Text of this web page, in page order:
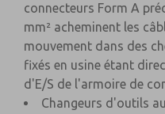
connecteurs Form A
mm² acheminent les
mouvement dans des
fixés en usine étant
d'E/S de l'armoire de
Changeurs d'outils